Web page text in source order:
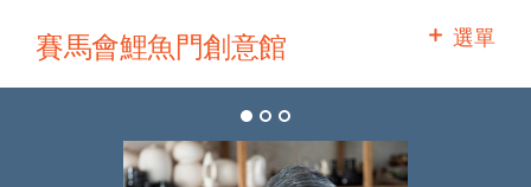
選單
賽馬會鯉魚門創意館